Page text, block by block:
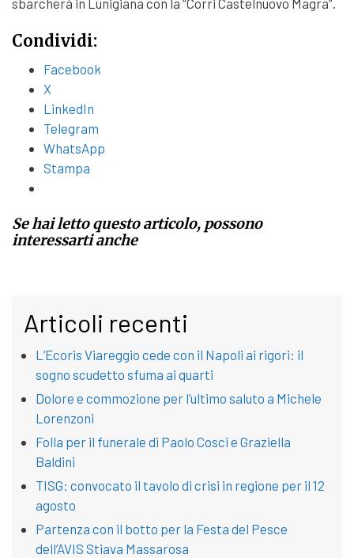
sbarcherà in Lunigiana con la “Corri Castelnuovo Magra”.
Condividi:
Facebook
X
LinkedIn
Telegram
WhatsApp
Stampa
Se hai letto questo articolo, possono
interessarti anche
Articoli recenti
L’Ecoris Viareggio cede con il Napoli ai rigori: il
sogno scudetto sfuma ai quarti
Dolore e commozione per l’ultimo saluto a Michele
Lorenzoni
Folla per il funerale di Paolo Cosci e Graziella
Baldini
TISG: convocato il tavolo di crisi in regione per il 12
agosto
Partenza con il botto per la Festa del Pesce
dell’AVIS Stiava Massarosa